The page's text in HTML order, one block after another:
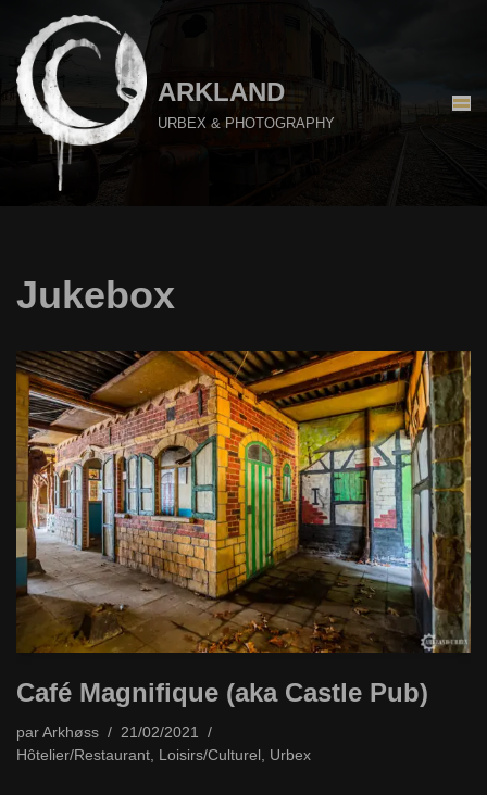
Aller
au
contenu
ARKLAND
URBEX & PHOTOGRAPHY
Jukebox
Café Magnifique (aka Castle Pub)
par Arkhøss
21/02/2021
Hôtelier/Restaurant, Loisirs/Culturel , Urbex